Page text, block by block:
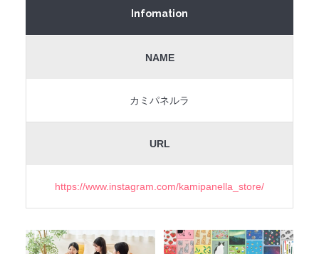
Infomation
NAME
カミパネルラ
URL
https://www.instagram.com/kamipanella_store/